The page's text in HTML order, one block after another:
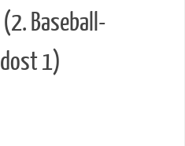
Baseball-
1)